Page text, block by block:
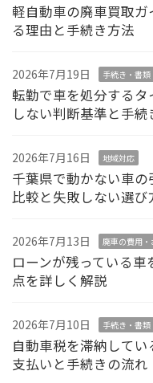
軽自動車の廃車買取
る理由と手続き方法
2026年7月19日 手続き・書類
転勤で車を処分する
しない判断基準と手続
2026年7月16日 地域対応
千葉県で動かない車
比較と失敗しない選び
2026年7月13日 廃車の費用・
ローンが残っている
点を詳しく解説
2026年7月10日 手続き・書類
自動車税を滞納して
支払いと手続きの流れ